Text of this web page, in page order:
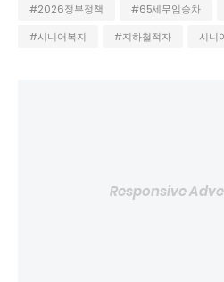
#2026정부정책 #65세무임승차
#시니어복지
#지하철적자 시니
Responsive